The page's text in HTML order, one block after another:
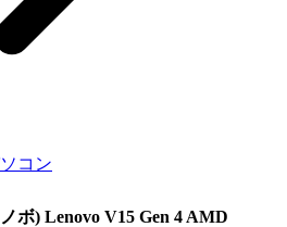
コン
ボ) Lenovo V15 Gen 4 AMD